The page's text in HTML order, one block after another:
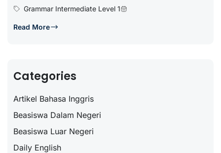
Grammar Intermediate Level 1
Read More
Categories
Artikel Bahasa Inggris
Beasiswa Dalam Negeri
Beasiswa Luar Negeri
Daily English